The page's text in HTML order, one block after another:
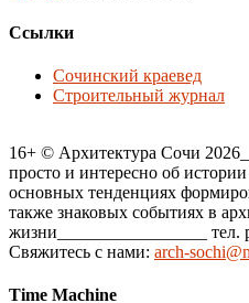
Ссылки
Сочинский краевед
Строительный журнал
16+ © Архитектура Сочи
просто и интересно об
основных тенденциях
также знаковых событиях в
жизни_________________ тел.
Свяжитесь с нами: arch-
Time Machine